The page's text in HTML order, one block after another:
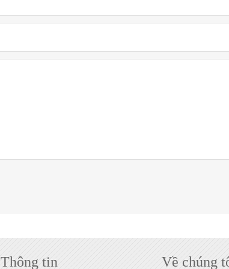
Thông tin Về chúng